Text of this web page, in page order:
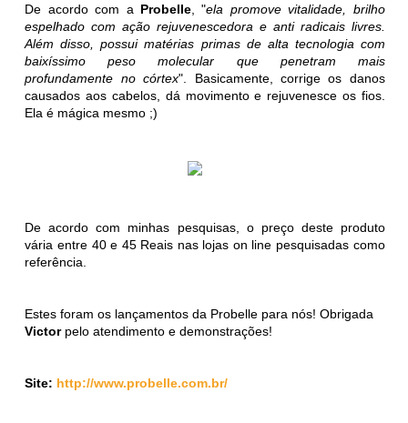
De acordo com a Probelle , "ela promove vitalidade, brilho
espelhado com ação rejuvenescedora e anti radicais livres.
Além disso, possui matérias primas de alta tecnologia com
baixíssimo peso molecular que penetram mais
profundamente no córtex". Basicamente, corrige os danos
causados aos cabelos, dá movimento e rejuvenesce os fios.
Ela é mágica mesmo ;)
De acordo com minhas pesquisas, o preço deste produto
vária entre 40 e 45 Reais nas lojas on line pesquisadas como
referência.
Estes foram os lançamentos da Probelle para nós! Obrigada
Victorpelo atendimento e demonstrações!
Site: http://www.probelle.com.br/